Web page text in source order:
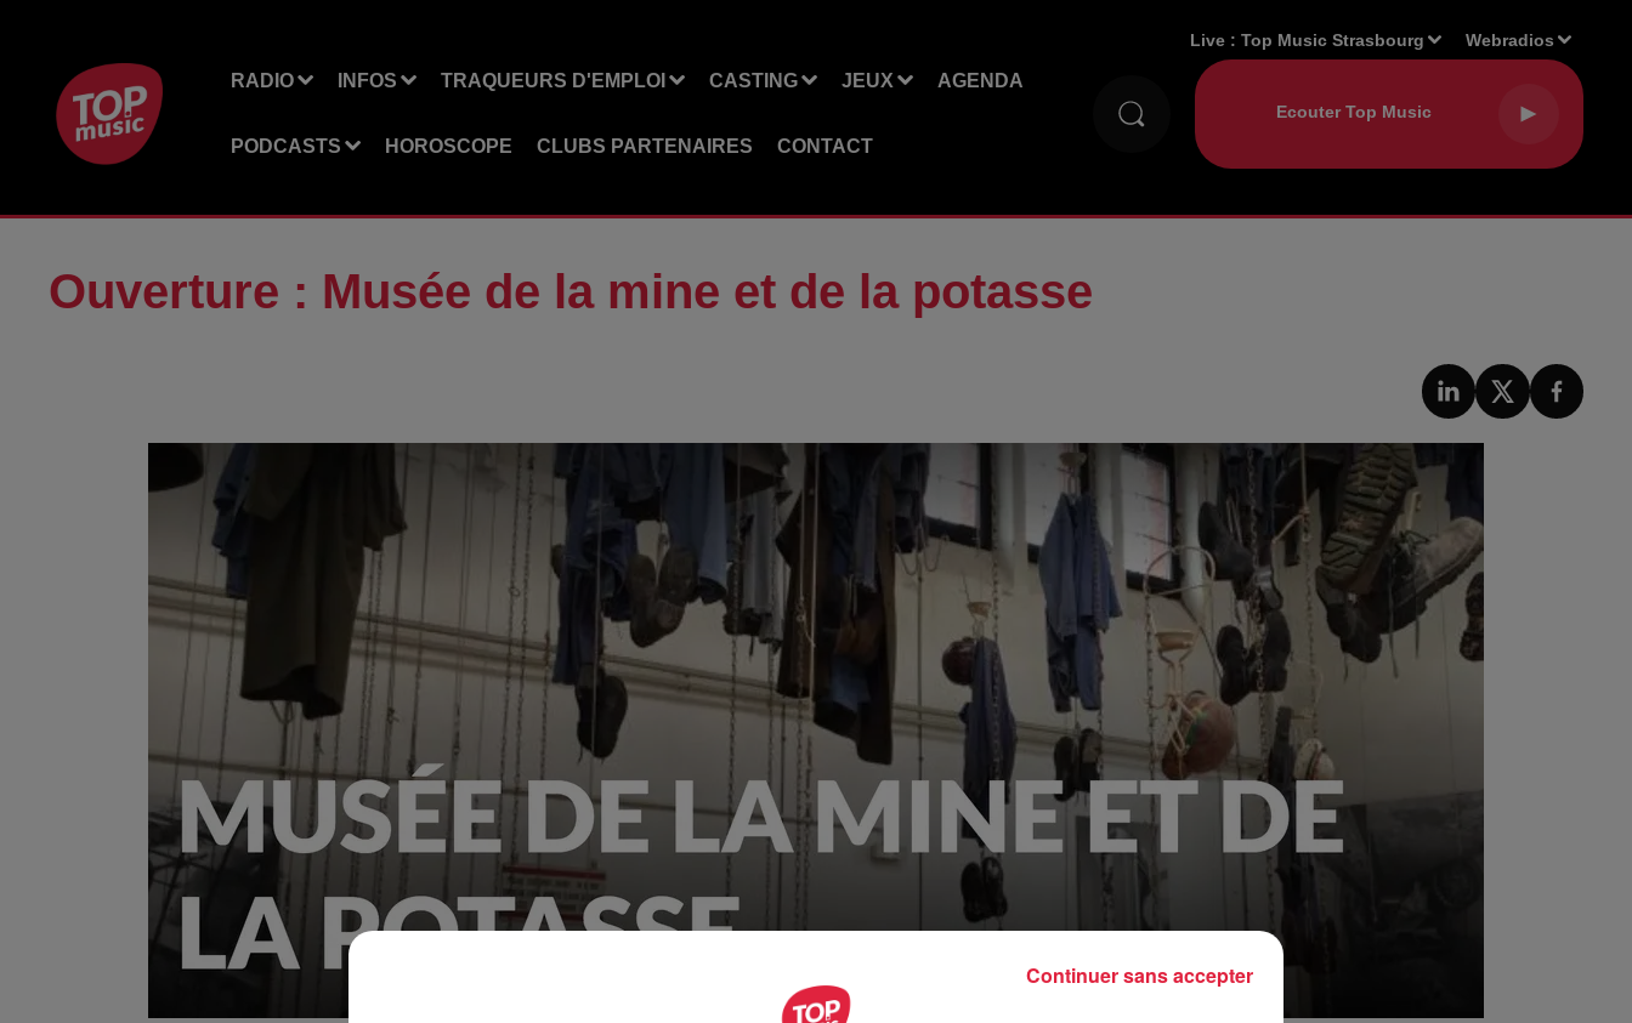
RADIO INFOS TRAQUEURS D'EMPLOI CASTING JEUX AGENDA
PODCASTS HOROSCOPE CLUBS PARTENAIRES CONTACT
Live :Top Music Strasbourg Webradios
Ouverture : Musée de la mine et de la potasse
Continuer sans accepter